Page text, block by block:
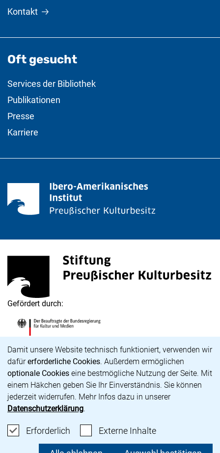
Damit unsere Website technisch funktioniert, verwenden wir
dafürerforderliche Cookies. Außerdem ermöglichen
optionale Cookies eine bestmögliche Nutzung der Seite. Mit
einem Häkchen geben Sie Ihr Einverständnis. Sie können
jederzeit widerrufen. Mehr Infos dazu in unserer
Datenschutzerklärung.
Erforderlich Erforderliche Cookies akzeptieren
Externe Inhalte: Externe
Kontakt
Oft gesucht
Services der Bibliothek
Publikationen
Presse
Karriere
Stiftung Preußischer Kulturbesitz
(externer Link, öffnet neues Fenster)
Gefördert durch:
Karriere
Barrierefreiheit
Impressum
Datenschutz
Cookie-Einstellungen
unsere Bluesky-Seite (externer Link, öffnet neues
unsere Instagram-Seite (externer Link, öffnet
unsere Facebook-Seite (externer Link, öffnet
unsere YouTube-Seite (externer Link,